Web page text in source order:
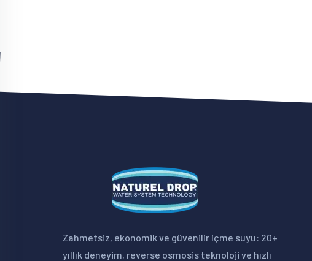
Zahmetsiz, ekonomik ve güvenilir içme suyu: 20+
yıllık deneyim, reverse osmosis teknoloji ve hızlı